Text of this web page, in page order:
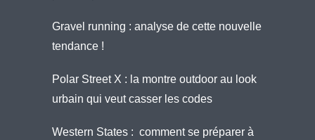
Gravel running : analyse de cette nouvelle
tendance !
Polar Street X : la montre outdoor au look
urbain qui veut casser les codes
Western States : comment se préparer à